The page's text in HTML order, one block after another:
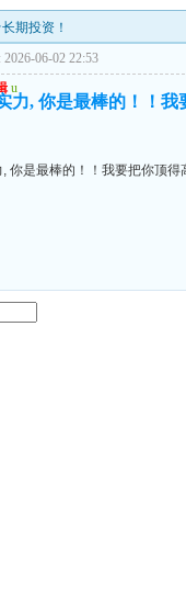
期投资！
06-02 22:53
u
力, 你是最棒的！！我
你是最棒的！！我要把你顶得